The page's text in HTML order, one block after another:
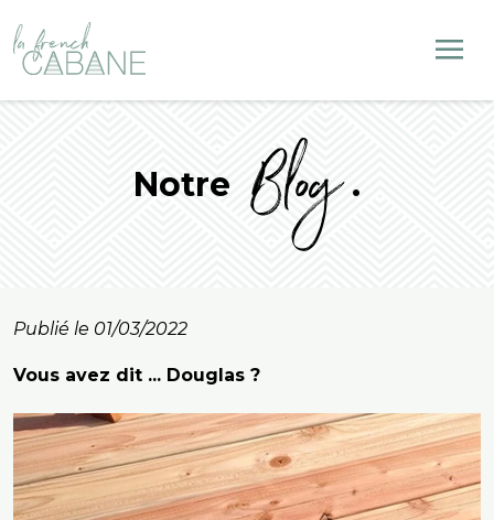
Notre Blog .
Publié le 01/03/2022
Vous avez dit ... Douglas ?